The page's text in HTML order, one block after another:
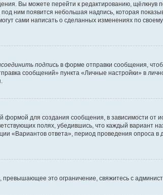
Вы можете перейти к редактированию, щёлкнув
ним появится небольшая надпись, которая
сами написать о сделанных изменениях по
подпись в форме отправки сообщения,
сообщений» пункта «Личные настройки» в
формой для создания сообщения, в зависимости от
полях, убедившись, что каждый вариант
«Вариантов ответа», период проведения опроса в
превышающее это ограничение, свяжитесь с